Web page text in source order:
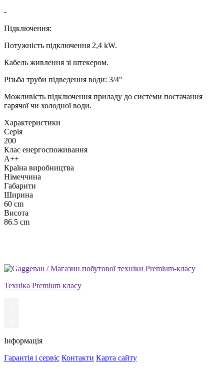
-
Підключення:
Потужність підключення 2,4 kW.
Кабель живлення зі штекером.
Різьба труби підведення води: 3/4"
Можливість підключення приладу до системи постачання
гарячої чи холодної води.
Xарактеристики
Серія
200
Клас енергоспоживання
A++
Країна виробництва
Німеччина
Габарити
Ширина
60 cm
Висота
86.5 cm
Техніка Premium класу
Інформація
Гарантія і сервіс Контакти Карта сайту